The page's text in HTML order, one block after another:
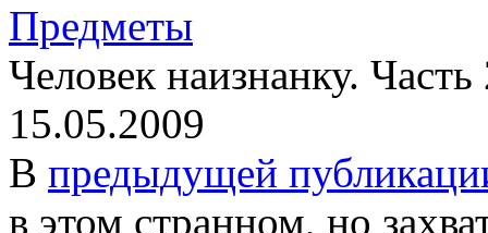
Предметы
Человек наизнанку. Часть
15.05.2009
В предыдущей
в этом странном, но